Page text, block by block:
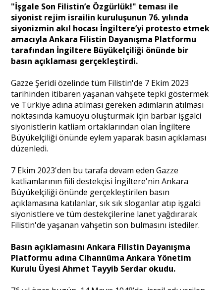
Yorum - Analiz
Söyleşi
Yazı Dizisi
Portre
Eğitim
Dosya Haber
Ankara Analiz
Sağlık
"İşgale Son Filistin’e Özgürlük!" teması ile
siyonist rejim israilin kuruluşunun 76. yılında
siyonizmin akıl hocası İngiltere’yi protesto etmek
amacıyla Ankara Filistin Dayanışma Platformu
tarafından İngiltere Büyükelçiliği önünde bir
basın açıklaması gerçekleştirdi.
Gazze Şeridi özelinde tüm Filistin'de 7 Ekim 2023
tarihinden itibaren yaşanan vahşete tepki göstermek
ve Türkiye adına atılması gereken adımların atılması
noktasında kamuoyu oluşturmak için barbar işgalci
siyonistlerin katliam ortaklarından olan İngiltere
Büyükelçiliği önünde eylem yaparak basın açıklaması
düzenledi.
7 Ekim 2023'den bu tarafa devam eden Gazze
katliamlarının fiili destekçisi İngiltere'nin Ankara
Büyükelçiliği önünde gerçekleştirilen basın
açıklamasına katılanlar, sık sık sloganlar atıp işgalci
siyonistlere ve tüm destekçilerine lanet yağdırarak
Filistin'de yaşanan vahşetin son bulmasını istediler.
Basın açıklamasını Ankara Filistin Dayanışma
Platformu adına Cihannüma Ankara Yönetim
Kurulu Üyesi Ahmet Tayyib Serdar okudu.